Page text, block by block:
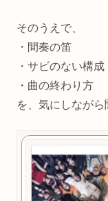
そのうえで、
・間奏の笛
・サビのない構成
・曲の終わり方
を、気にしながら